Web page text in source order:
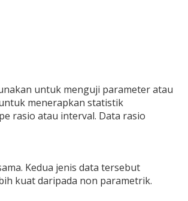
untuk menguji parameter atau
menerapkan statistik
rasio atau interval. Data rasio
Kedua jenis data tersebut
kuat daripada non parametrik.